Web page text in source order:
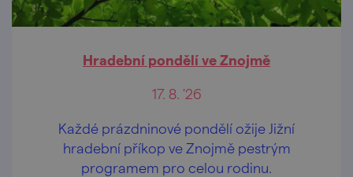
Hradební pondělí ve Znojmě
17. 8. '26
Každé prázdninové pondělí ožije Jižní
hradební příkop ve Znojmě pestrým
programem pro celou rodinu.